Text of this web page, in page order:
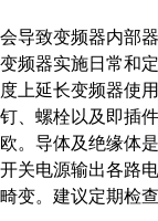
导致变频器内部
频器实施日常和定
上延长变频器使
、螺栓以及即插
。导体及绝缘体
关电源输出各路
变。建议定期检